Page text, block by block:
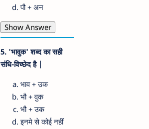
पौ + अन
Show Answer
5. 'भावुक' शब्द का सही
संधि-विच्छेद है |
भाव + उक
भौ + वुक
भौ + उक
इनमे से कोई नहीं